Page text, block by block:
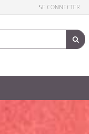
SE CONNECTER